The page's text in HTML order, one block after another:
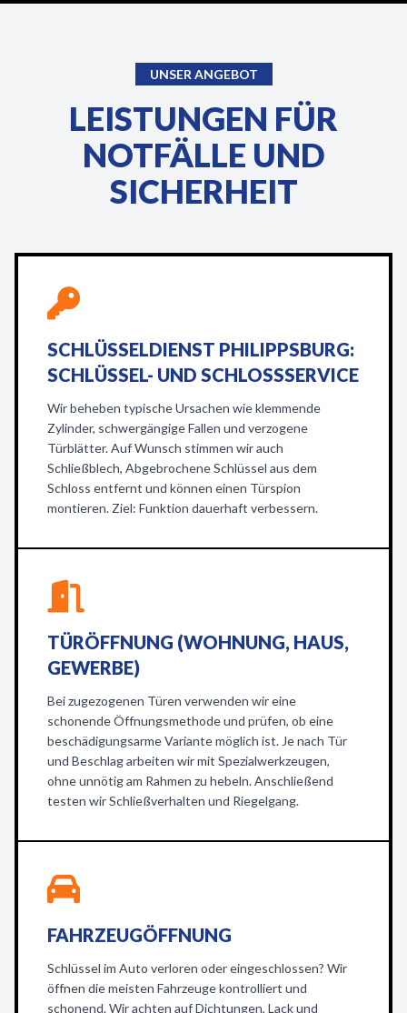
UNSER ANGEBOT
LEISTUNGEN FÜR
NOTFÄLLE UND
SICHERHEIT
SCHLÜSSELDIENST PHILIPPSBURG:
SCHLÜSSEL- UND SCHLOSSSERVICE
Wir beheben typische Ursachen wie klemmende
Zylinder, schwergängige Fallen und verzogene
Türblätter. Auf Wunsch stimmen wir auch
Schließblech, Abgebrochene Schlüssel aus dem
Schloss entfernt und können einen Türspion
montieren. Ziel: Funktion dauerhaft verbessern.
TÜRÖFFNUNG (WOHNUNG, HAUS,
GEWERBE)
Bei zugezogenen Türen verwenden wir eine
schonende Öffnungsmethode und prüfen, ob eine
beschädigungsarme Variante möglich ist. Je nach Tür
und Beschlag arbeiten wir mit Spezialwerkzeugen,
ohne unnötig am Rahmen zu hebeln. Anschließend
testen wir Schließverhalten und Riegelgang.
FAHRZEUGÖFFNUNG
Schlüssel im Auto verloren oder eingeschlossen? Wir
öffnen die meisten Fahrzeuge kontrolliert und
schonend. Wir achten auf Dichtungen, Lack und